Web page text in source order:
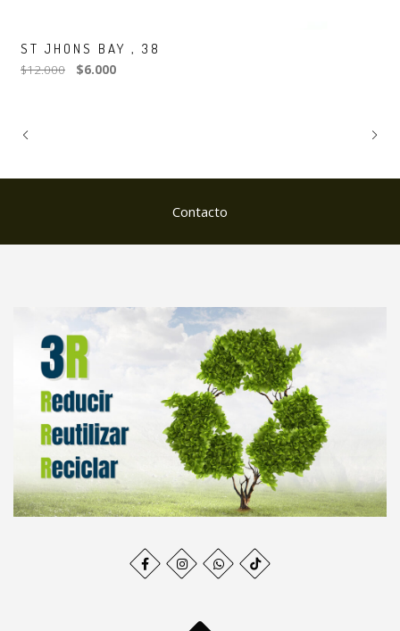
ST JHONS BAY , 38
$12.000 $6.000
Contacto